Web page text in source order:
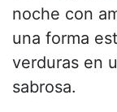
noche con
una forma
verduras en
sabrosa.